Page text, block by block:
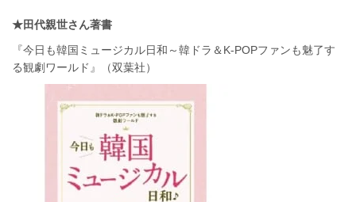
★田代親世さん著書
『今日も韓国ミュージカル日和～韓ドラ＆K-POPファンも魅了す
る観劇ワールド』（双葉社）